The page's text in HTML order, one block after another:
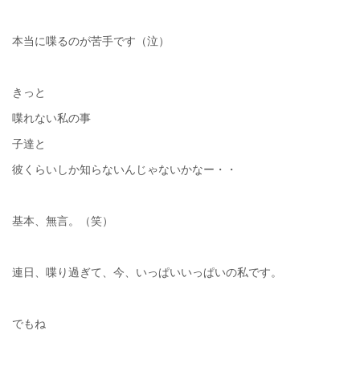
本当に喋るのが苦手です（泣）
きっと
喋れない私の事
子達と
彼くらいしか知らないんじゃないかなー・・
基本、無言。（笑）
連日、喋り過ぎて、今、いっぱいいっぱいの私です。
でもね